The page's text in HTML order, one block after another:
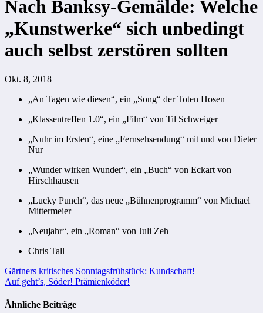
Nach Banksy-Gemälde: Welche
„Kunstwerke“ sich unbedingt
auch selbst zerstören sollten
Okt. 8, 2018
„An Tagen wie diesen“, ein „Song“ der Toten Hosen
„Klassentreffen 1.0“, ein „Film“ von Til Schweiger
„Nuhr im Ersten“, eine „Fernsehsendung“ mit und von Dieter
Nur
„Wunder wirken Wunder“, ein „Buch“ von Eckart von
Hirschhausen
„Lucky Punch“, das neue „Bühnenprogramm“ von Michael
Mittermeier
„Neujahr“, ein „Roman“ von Juli Zeh
Chris Tall
Beitragsnavigation
Gärtners kritisches Sonntagsfrühstück: Kundschaft!
Auf geht’s, Söder! Prämienköder!
Ähnliche Beiträge